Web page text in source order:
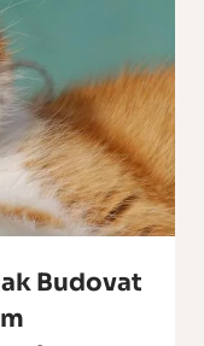
Budovat